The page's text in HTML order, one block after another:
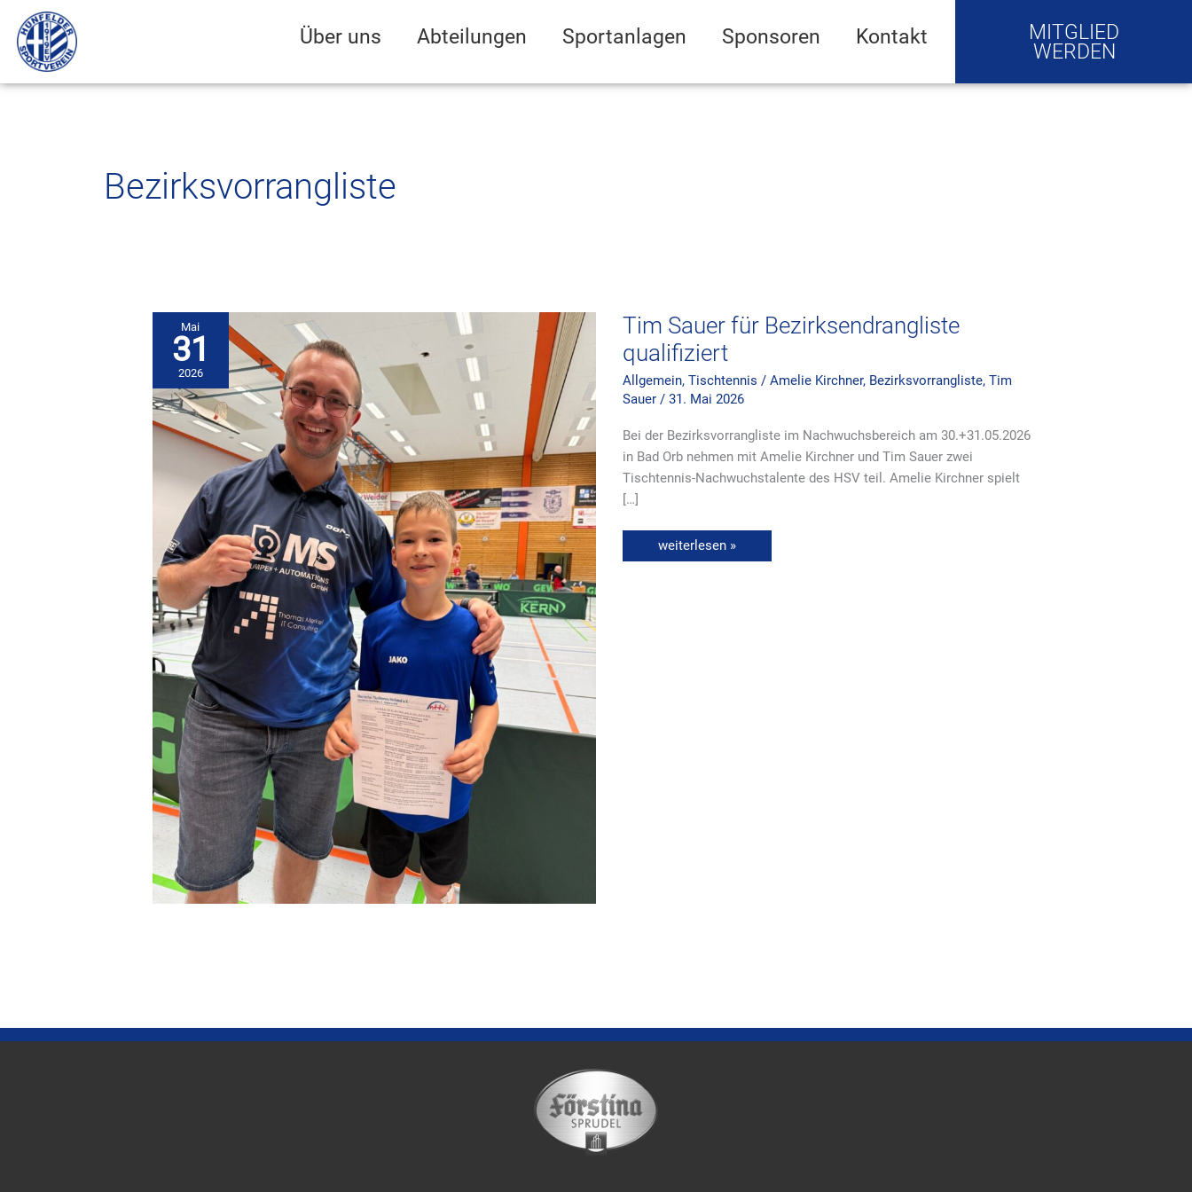
Inhalt
springen
Über uns Abteilungen Sportanlagen Sponsoren Kontakt
MITGLIED
WERDEN
Bezirksvorrangliste
Mai
31
2026
Tim Sauer für Bezirksendrangliste
qualifiziert
Allgemein, Tischtennis / Amelie Kirchner, Bezirksvorrangliste, Tim
Sauer / 31. Mai 2026
Bei der Bezirksvorrangliste im Nachwuchsbereich am 30.+31.05.2026
in Bad Orb nehmen mit Amelie Kirchner und Tim Sauer zwei
Tischtennis-Nachwuchstalente des HSV teil. Amelie Kirchner spielt
[…]
weiterlesen »